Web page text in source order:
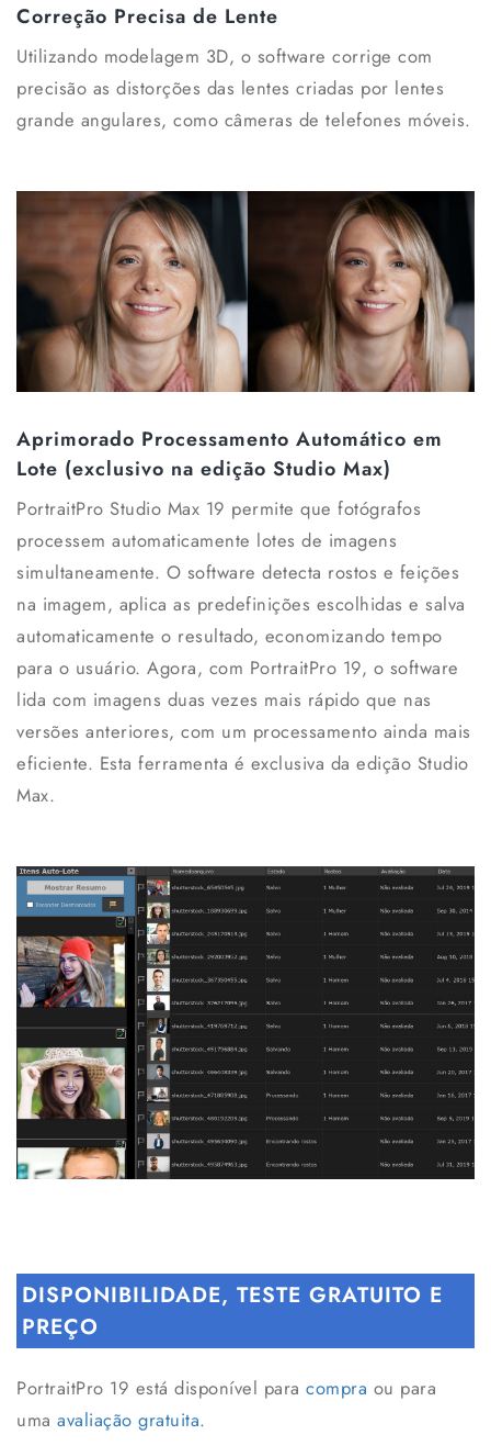
Correção Precisa de Lente
Utilizando modelagem 3D, o software corrige com
precisão as distorções das lentes criadas por lentes
grande angulares, como câmeras de telefones móveis.
Aprimorado Processamento Automático em
Lote (exclusivo na edição Studio Max)
PortraitPro Studio Max 19 permite que fotógrafos
processem automaticamente lotes de imagens
simultaneamente. O software detecta rostos e feições
na imagem, aplica as predefinições escolhidas e salva
automaticamente o resultado, economizando tempo
para o usuário. Agora, com PortraitPro 19, o software
lida com imagens duas vezes mais rápido que nas
versões anteriores, com um processamento ainda mais
eficiente. Esta ferramenta é exclusiva da edição Studio
Max.
DISPONIBILIDADE, TESTE GRATUITO E
PREÇO
PortraitPro 19 está disponível para compra ou para
uma avaliação gratuita.